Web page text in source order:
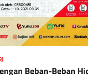
Beban-Beban